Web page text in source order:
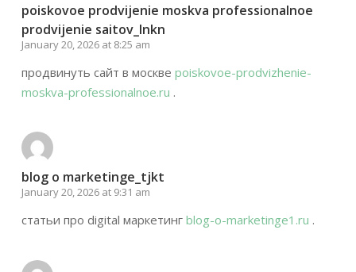
poiskovoe prodvijenie moskva professionalnoe
prodvijenie saitov_lnkn
January 20, 2026 at 8:25 am
продвинуть сайт в москве poiskovoe-prodvizhenie-
moskva-professionalnoe.ru .
blog o marketinge_tjkt
January 20, 2026 at 9:31 am
статьи про digital маркетинг blog-o-marketinge1.ru .